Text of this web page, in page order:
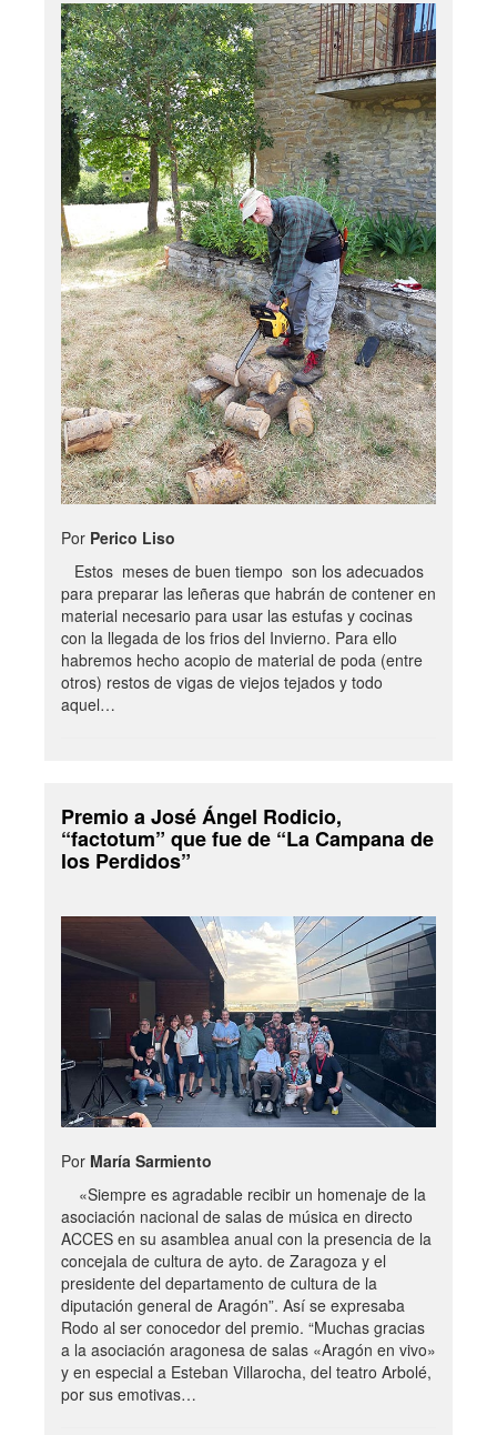
Por Perico Liso
Estos meses de buen tiempo son los adecuados
para preparar las leñeras que habrán de contener en
material necesario para usar las estufas y cocinas
con la llegada de los frios del Invierno. Para ello
habremos hecho acopio de material de poda (entre
otros) restos de vigas de viejos tejados y todo
aquel…
Premio a José Ángel Rodicio,
“factotum” que fue de “La Campana de
los Perdidos”
Por María Sarmiento
«Siempre es agradable recibir un homenaje de la
asociación nacional de salas de música en directo
ACCES en su asamblea anual con la presencia de la
concejala de cultura de ayto. de Zaragoza y el
presidente del departamento de cultura de la
diputación general de Aragón”. Así se expresaba
Rodo al ser conocedor del premio. “Muchas gracias
a la asociación aragonesa de salas «Aragón en vivo»
y en especial a Esteban Villarocha, del teatro Arbolé,
por sus emotivas…